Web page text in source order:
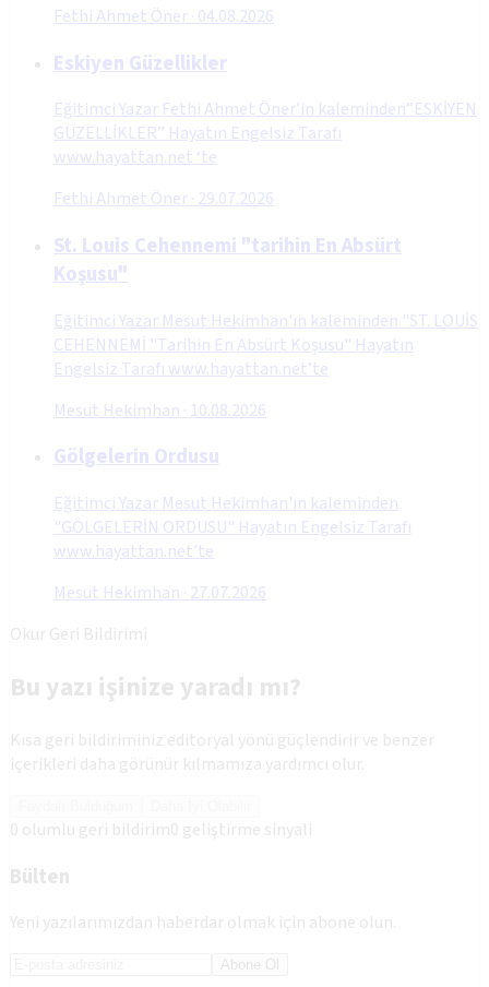
Fethi Ahmet Öner· 04.08.2026
Eskiyen Güzellikler
Eğitimci Yazar Fethi Ahmet Öner’in kaleminden”ESKİYEN
GÜZELLİKLER” Hayatın Engelsiz Tarafı
www.hayattan.net ‘te
Fethi Ahmet Öner· 29.07.2026
St. Louis Cehennemi "tarihin En Absürt
Koşusu"
Eğitimci Yazar Mesut Hekimhan'ın kaleminden "ST. LOUİS
CEHENNEMİ "Tarihin En Absürt Koşusu" Hayatın
Engelsiz Tarafı www.hayattan.net’te
Mesut Hekimhan · 10.08.2026
Gölgelerin Ordusu
Eğitimci Yazar Mesut Hekimhan'ın kaleminden
"GÖLGELERİN ORDUSU" Hayatın Engelsiz Tarafı
www.hayattan.net’te
Mesut Hekimhan · 27.07.2026
Okur Geri Bildirimi
Bu yazı işinize yaradı mı?
Kısa geri bildiriminiz editoryal yönü güçlendirir ve benzer
içerikleri daha görünür kılmamıza yardımcı olur.
0 olumlu geri bildirim0 geliştirme sinyali
Bülten
Yeni yazılarımızdan haberdar olmak için abone olun.
Abone Ol